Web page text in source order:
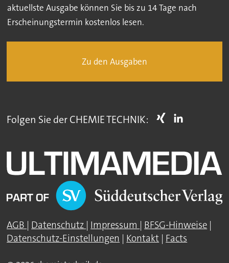
aktuellste Ausgabe können Sie bis zu 14 Tage nach
Erscheinungstermin kostenlos lesen.
Zu den Ausgaben
Folgen Sie der CHEMIE TECHNIK:
AGB | Datenschutz | Impressum | BFSG-Hinweise |
Datenschutz-Einstellungen | Kontakt | Facts